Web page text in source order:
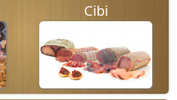
Cibi